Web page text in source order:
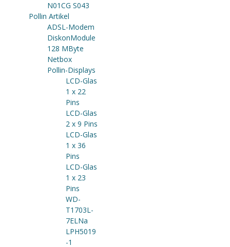
N01CG S043
Pollin Artikel
ADSL-Modem
DiskonModule
128 MByte
Netbox
Pollin-Displays
LCD-Glas
1 x 22
Pins
LCD-Glas
2 x 9 Pins
LCD-Glas
1 x 36
Pins
LCD-Glas
1 x 23
Pins
WD-
T1703L-
7ELNa
LPH5019
-1